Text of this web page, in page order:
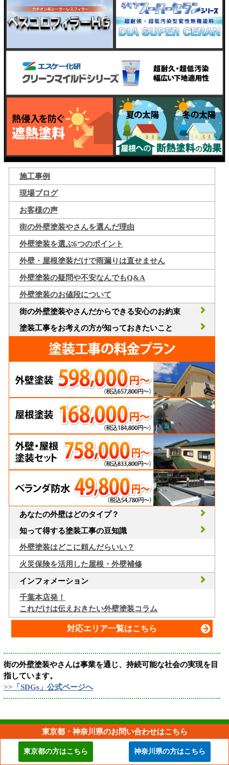
施工事例
現場ブログ
お客様の声
街の外壁塗装やさんを選んだ理由
外壁塗装を選ぶ6つのポイント
外壁・屋根塗装だけで雨漏りは直せません
外壁塗装の疑問や不安なんでもQ&A
外壁塗装のお値段について
街の外壁塗装やさんだからできる安心のお約束
塗装工事をお考えの方が知っておきたいこと
あなたの外壁はどのタイプ？
知って得する塗装工事の豆知識
外壁塗装はどこに頼んだらいい？
火災保険を活用した屋根・外壁補修
インフォメーション
千葉本店発！
これだけは伝えおきたい外壁塗装コラム
対応エリア一覧はこちら
街の外壁塗装やさんは事業を通じ、持続可能な社会の実現を目
指しています。
>>「SDGs」公式ページへ
東京都・神奈川県のお問い合わせはこちら
東京都の方はこちら 神奈川県の方はこちら
街の外壁塗装やさん千葉本店
〒292-0804